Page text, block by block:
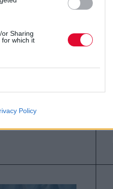
Sharing
which it
Policy
νέα
τη διεθνή